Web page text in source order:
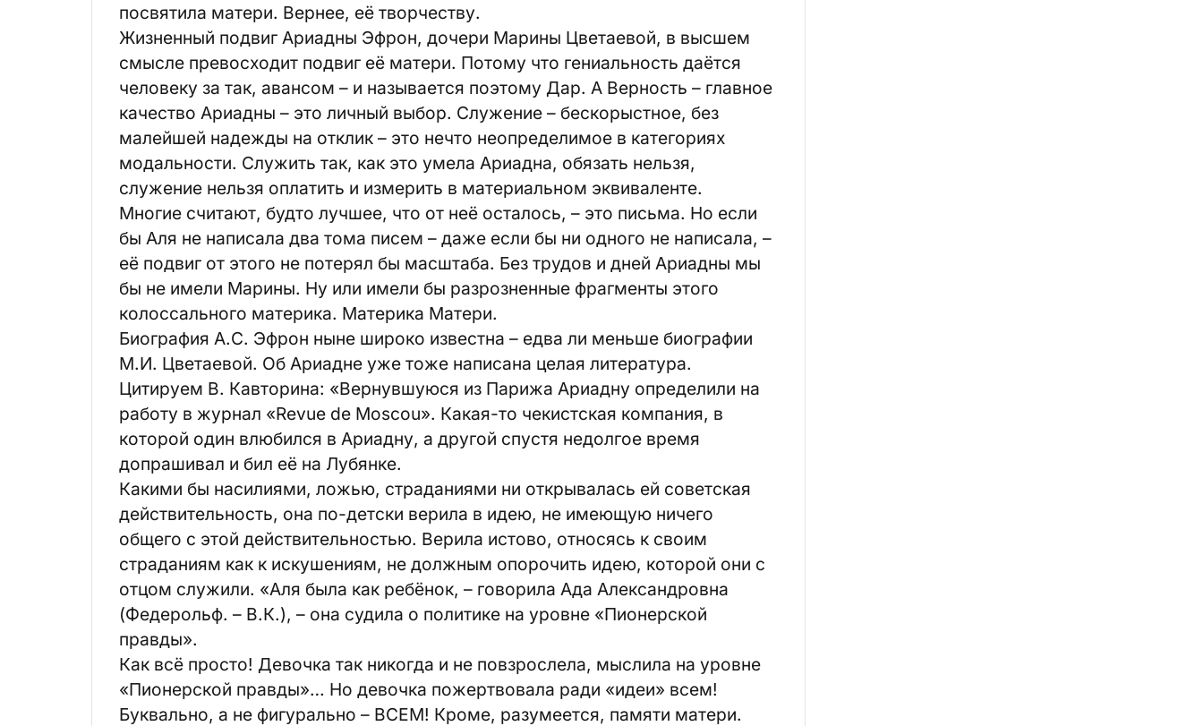
посвятила матери. Вернее, её творчеству.
Жизненный подвиг Ариадны Эфрон, дочери Марины Цветаевой, в высшем
смысле превосходит подвиг её матери. Потому что гениальность даётся
человеку за так, авансом – и называется поэтому Дар. А Верность – главное
качество Ариадны – это личный выбор. Служение – бескорыстное, без
малейшей надежды на отклик – это нечто неопределимое в категориях
модальности. Служить так, как это умела Ариадна, обязать нельзя,
служение нельзя оплатить и измерить в материальном эквиваленте.
Многие считают, будто лучшее, что от неё осталось, – это письма. Но если
бы Аля не написала два тома писем – даже если бы ни одного не написала, –
её подвиг от этого не потерял бы масштаба. Без трудов и дней Ариадны мы
бы не имели Марины. Ну или имели бы разрозненные фрагменты этого
колоссального материка. Материка Матери.
Биография А.С. Эфрон ныне широко известна – едва ли меньше биографии
М.И. Цветаевой. Об Ариадне уже тоже написана целая литература.
Цитируем В. Кавторина: «Вернувшуюся из Парижа Ариадну определили на
работу в журнал «Revue de Moscou». Какая-то чекистская компания, в
которой один влюбился в Ариадну, а другой спустя недолгое время
допрашивал и бил её на Лубянке.
Какими бы насилиями, ложью, страданиями ни открывалась ей советская
действительность, она по-детски верила в идею, не имеющую ничего
общего с этой действительностью. Верила истово, относясь к своим
страданиям как к искушениям, не должным опорочить идею, которой они с
отцом служили. «Аля была как ребёнок, – говорила Ада Александровна
(Федерольф. – В.К.), – она судила о политике на уровне «Пионерской
правды».
Как всё просто! Девочка так никогда и не повзрослела, мыслила на уровне
«Пионерской правды»… Но девочка пожертвовала ради «идеи» всем!
Буквально, а не фигурально – ВСЕМ! Кроме, разумеется, памяти матери.